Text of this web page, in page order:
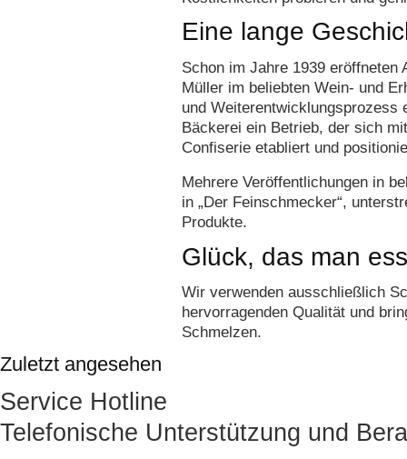
Eine lange
Schon im Jahre 1939
Müller im beliebten Wein- und
und
Bäckerei ein Betrieb, der sich
Confiserie etabliert und
Mehrere Veröffentlichungen in
in „Der Feinschmecker“,
Produkte.
Glück, das man
Wir verwenden ausschließlich
hervorragenden Qualität und
Schmelzen.
Zuletzt angesehen
Service Hotline
Telefonische Unterstützung und